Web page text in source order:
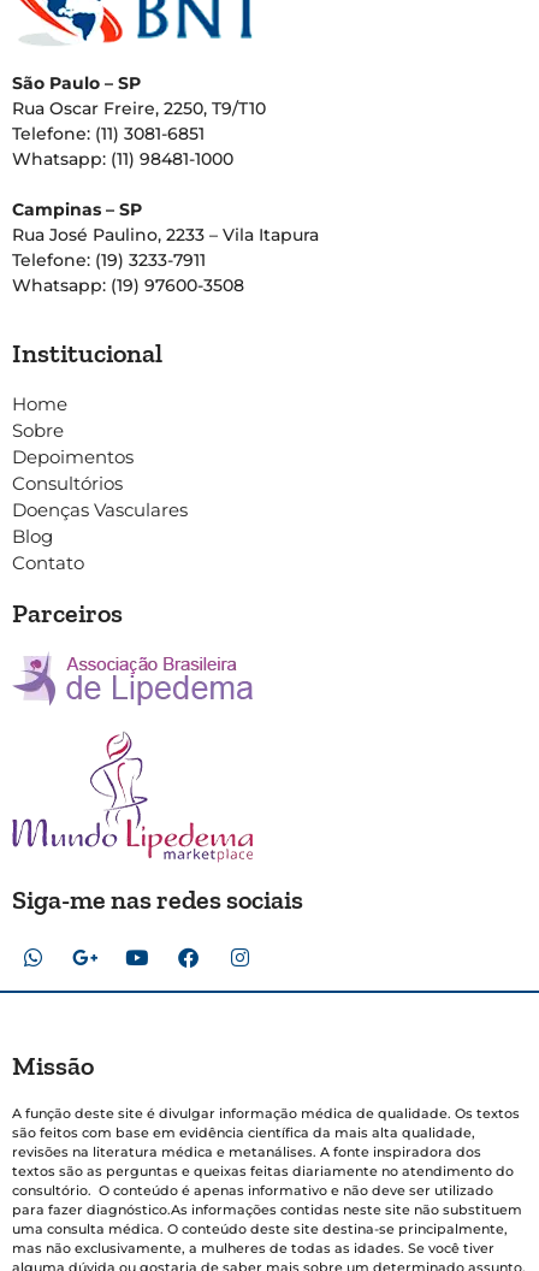
São Paulo – SP
Rua Oscar Freire, 2250, T9/T10
Telefone: (11) 3081-6851
Whatsapp: (11) 98481-1000
Campinas – SP
Rua José Paulino, 2233 – Vila Itapura
Telefone: (19) 3233-7911
Whatsapp: (19) 97600-3508
Institucional
Home
Sobre
Depoimentos
Consultórios
Doenças Vasculares
Blog
Contato
Parceiros
Siga-me nas redes sociais
Missão
A função deste site é divulgar informação médica de qualidade. Os textos
são feitos com base em evidência científica da mais alta qualidade,
revisões na literatura médica e metanálises. A fonte inspiradora dos
textos são as perguntas e queixas feitas diariamente no atendimento do
consultório. O conteúdo é apenas informativo e não deve ser utilizado
para fazer diagnóstico.As informações contidas neste site não substituem
uma consulta médica. O conteúdo deste site destina-se principalmente,
mas não exclusivamente, a mulheres de todas as idades. Se você tiver
alguma dúvida ou gostaria de saber mais sobre um determinado assunto,